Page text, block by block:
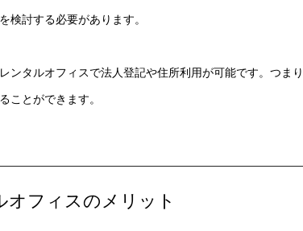
検討する必要があります。
ンタルオフィスで法人登記や住所利用が可能です。つ
ことができます。
オフィスのメリット